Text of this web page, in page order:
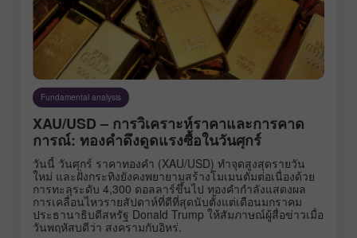
Fundamental analysis
XAU/USD – การวิเคราะห์ราคาและการคาด
การณ์: ทองคำดึงดูดแรงซื้อในวันศุกร์
วันนี้ วันศุกร์ ราคาทองคำ (XAU/USD) ทำจุดสูงสุดรายวัน
ใหม่ และฝั่งกระทิงยังคงพยายามสร้างโมเมนตัมต่อเนื่องด้วย
การทะลุระดับ 4,300 ดอลลาร์ขึ้นไป ทองคำกำลังแสดงผล
การเคลื่อนไหวรายสัปดาห์ที่ดีที่สุดนับตั้งแต่เดือนมกราคม
ประธานาธิบดีสหรัฐ Donald Trump ให้สัมภาษณ์ผู้สื่อข่าวเมื่อ
วันพฤหัสบดีว่า สงครามกับอิหร่.